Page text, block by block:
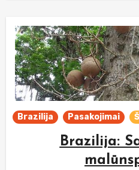
Brazilija Pasakojimai
Brazilija: